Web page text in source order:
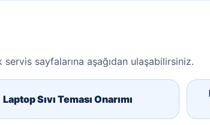
sayfalarına aşağıdan ulaşabilirsiniz.
Laptop Sıvı Teması Onarımı